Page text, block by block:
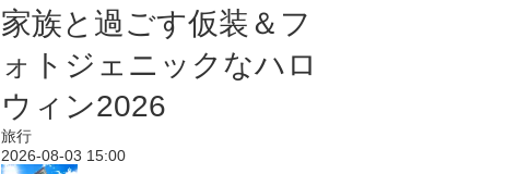
家族と過ごす仮装＆フ
ォトジェニックなハロ
ウィン2026
旅行
2026-08-03 15:00